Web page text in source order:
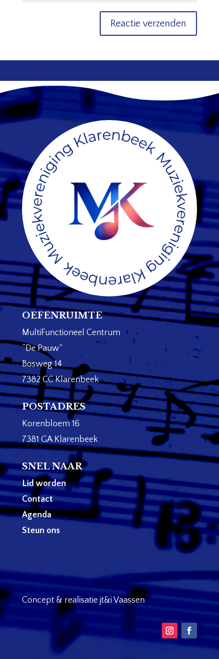
OEFENRUIMTE
MultiFunctioneel Centrum
“De Pauw”
Bosweg 14
7382 CC Klarenbeek
POSTADRES
Korenbloem 16
7381 GA Klarenbeek
SNEL NAAR
Lid worden
Contact
Agenda
Steun ons
Concept & realisatie jt&i Vaassen